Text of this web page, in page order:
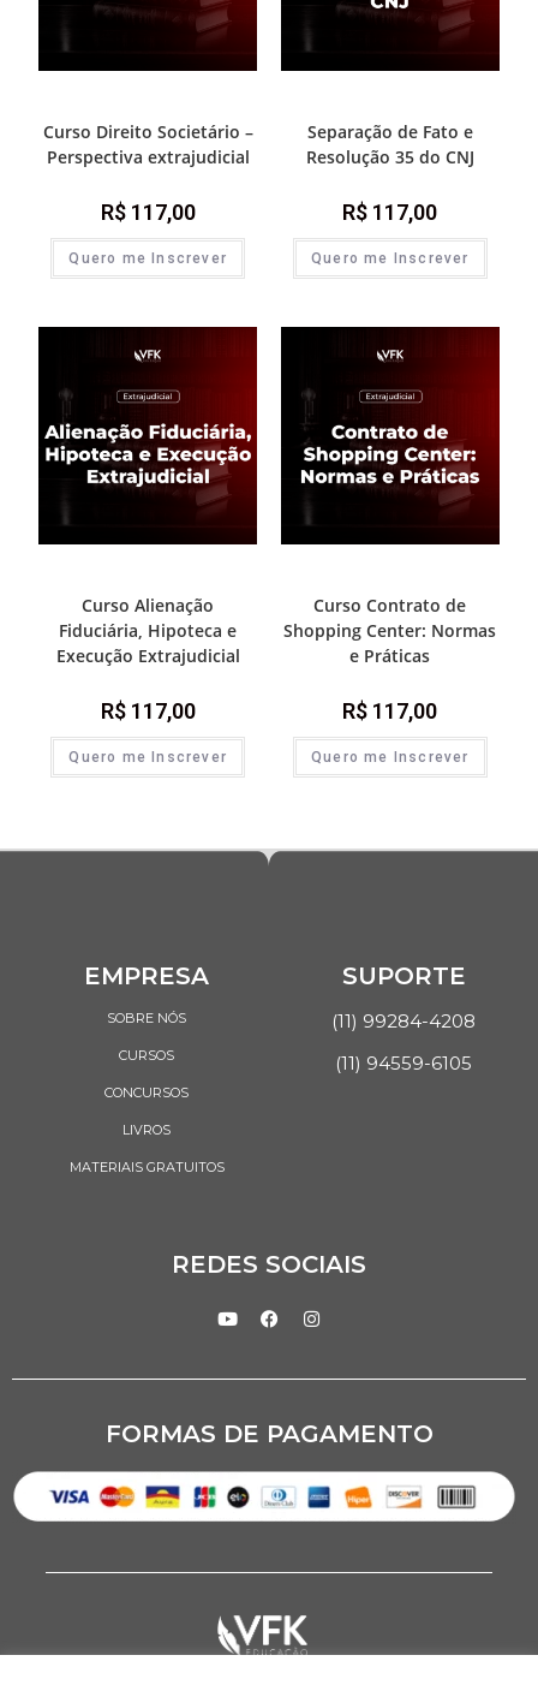
Curso Direito Societário –
Perspectiva extrajudicial
R$117,00
Quero me Inscrever
Separação de Fato e
Resolução 35 do CNJ
R$ 117,00
Quero me Inscrever
Curso Alienação
Fiduciária, Hipoteca e
Execução Extrajudicial
R$117,00
Quero me Inscrever
Curso Contrato de
Shopping Center: Normas
e Práticas
R$ 117,00
Quero me Inscrever
EMPRESA
SOBRE NÓS
CURSOS
CONCURSOS
LIVROS
MATERIAIS GRATUITOS
SUPORTE
(11) 99284-4208
(11) 94559-6105
REDES SOCIAIS
FORMAS DE PAGAMENTO